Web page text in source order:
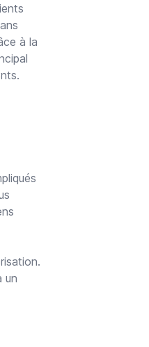
à la
un